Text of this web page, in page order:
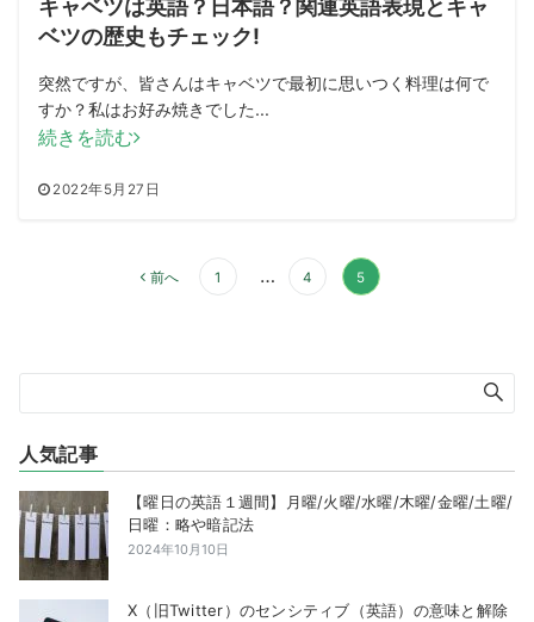
キャベツは英語？日本語？関連英語表現とキャ
ベツの歴史もチェック!
突然ですが、皆さんはキャベツで最初に思いつく料理は何で
すか？私はお好み焼きでした...
2022年5月27日
続きを読む
ジ
送
り
前へ 1 … 4 5
人気記事
【曜日の英語１週間】月曜/火曜/水曜/木曜/金曜/土曜/
日曜：略や暗記法
2024年10月10日
X（旧Twitter）のセンシティブ（英語）の意味と解除